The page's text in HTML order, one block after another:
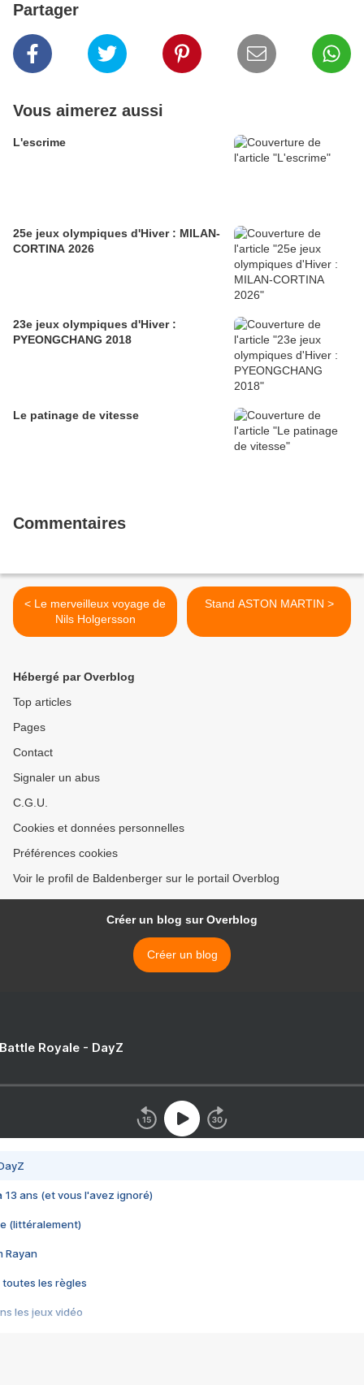
Partager
Vous aimerez aussi
L'escrime
25e jeux olympiques d'Hiver : MILAN-
CORTINA 2026
23e jeux olympiques d'Hiver :
PYEONGCHANG 2018
Le patinage de vitesse
Commentaires
< Le merveilleux voyage de
Nils Holgersson
Stand ASTON MARTIN >
Hébergé par Overblog
Top articles
Pages
Contact
Signaler un abus
C.G.U.
Cookies et données personnelles
Préférences cookies
Voir le profil de Baldenberger sur le portail Overblog
Créer un blog sur Overblog
Créer un blog
Royale - DayZ
13 ans (et vous l'avez ignoré)
(littéralement)
Rayan
toutes les règles
les jeux vidéo